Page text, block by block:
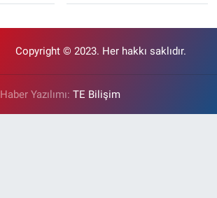
Copyright © 2023. Her hakkı saklıdır.
Haber Yazılımı: TE Bilişim